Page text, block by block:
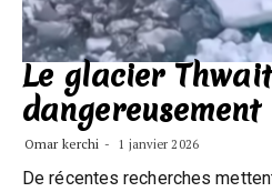
Le glacier
dangereusement
Omar kerchi 1 janvier 2026
De récentes recherches